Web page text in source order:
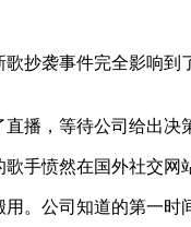
抄袭事件完全影响
播，等待公司给出决
手愤然在国外社交网
。公司知道的第一时